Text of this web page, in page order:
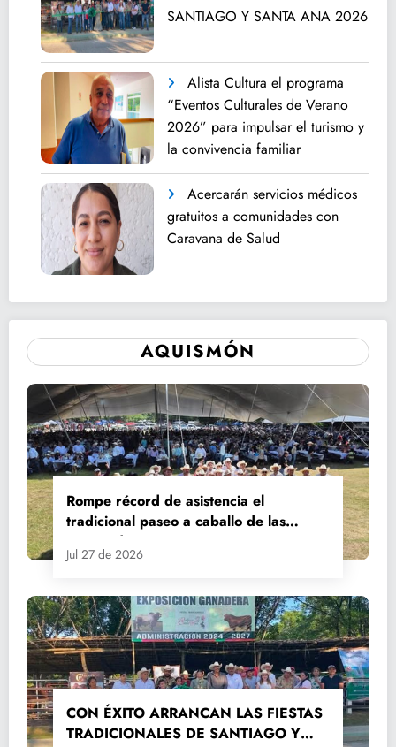
SANTIAGO Y SANTA ANA 2026
Alista Cultura el programa
“Eventos Culturales de Verano
2026” para impulsar el turismo y
la convivencia familiar
Acercarán servicios médicos
gratuitos a comunidades con
Caravana de Salud
AQUISMÓN
Rompe récord de asistencia el
tradicional paseo a caballo de las
Fiestas de Santiago y Santa Ana
Jul 27 de 2026
CON ÉXITO ARRANCAN LAS FIESTAS
TRADICIONALES DE SANTIAGO Y